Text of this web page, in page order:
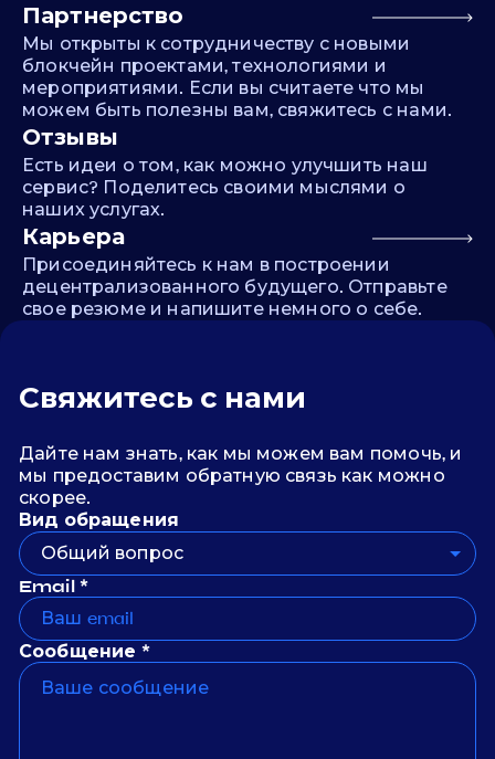
Партнерство
Мы открыты к сотрудничеству с новыми
блокчейн проектами, технологиями и
мероприятиями. Если вы считаете что мы
можем быть полезны вам, свяжитесь с нами.
Отзывы
Есть идеи о том, как можно улучшить наш
сервис? Поделитесь своими мыслями о
наших услугах.
Карьера
Присоединяйтесь к нам в построении
децентрализованного будущего. Отправьте
свое резюме и напишите немного о себе.
Свяжитесь с нами
Дайте нам знать, как мы можем вам помочь, и
мы предоставим обратную связь как можно
скорее.
Вид обращения
Общий вопрос
Email *
Сообщение *